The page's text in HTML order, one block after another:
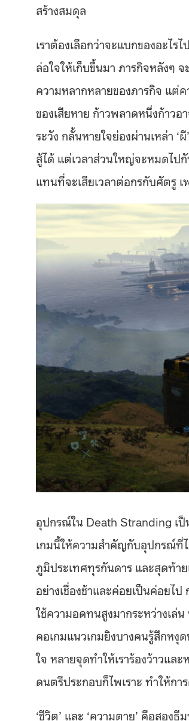
สร้างสมดุล
เราต้องเลือกว่าจะแบกของอะไ
ล่อใจให้เก็บขึ้นมา ภารกิจหลังๆ
ความหลากหลายของภารกิจ แต่
ของเสียหาย ก้าวพลาดหนึ่งก้าว
ระวัง กลั้นหายใจย่องผ่านเหล่า
สู้ได้ แต่เวลาส่วนใหญ่จะหมดไปกั
แทนที่จะเสียเวลาต่อกรกับศัตรู
อุปกรณ์ใน Death Stranding เ
เกมนี้ให้ความสำคัญกับอุปกรณ์ที่ไ
ภูมิประเทศทุรกันดาร และสุดท้า
อย่างเชื่องช้าและค่อยเป็นค่อยไ
ใช้ความอดทนสูงมากระหว่างเล่
คอเกมแนวเกมยิงบางคนรู้สึกห
ใจ หลายจุดทำให้เราร้องว้าวแ
ดนตรีประกอบก็ไพเราะ ทำให้ก
‘ชีวิต’ และ ‘ความตาย’ คือสอ